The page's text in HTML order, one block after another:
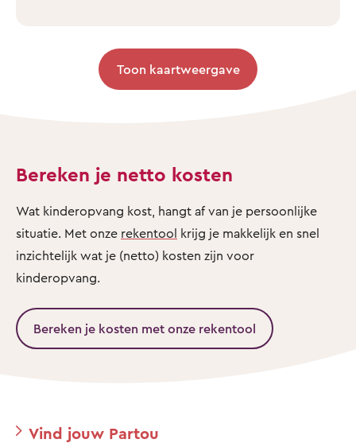
Toon kaartweergave
Bereken je netto kosten
Wat kinderopvang kost, hangt af van je persoonlijke
situatie. Met onze rekentool krijg je makkelijk en snel
inzichtelijk wat je (netto) kosten zijn voor
kinderopvang.
Bereken je kosten met onze rekentool
Vind jouw Partou